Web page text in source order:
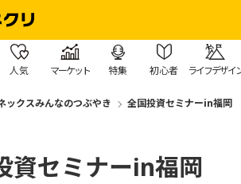
人気 マーケット 特集 初心者 ライフデザイ
ックスみんなのつぶやき 全国投資セミナーin福岡
資セミナーin福岡